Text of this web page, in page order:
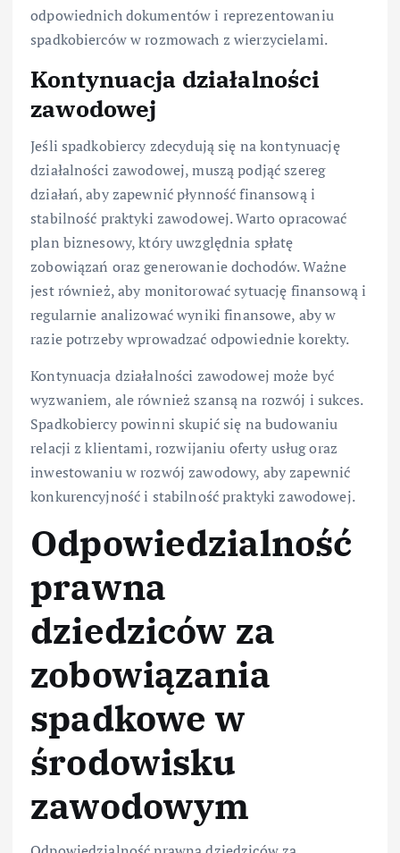
odpowiednich dokumentów i reprezentowaniu
spadkobierców w rozmowach z wierzycielami.
Kontynuacja działalności
zawodowej
Jeśli spadkobiercy zdecydują się na kontynuację
działalności zawodowej, muszą podjąć szereg
działań, aby zapewnić płynność finansową i
stabilność praktyki zawodowej. Warto opracować
plan biznesowy, który uwzględnia spłatę
zobowiązań oraz generowanie dochodów. Ważne
jest również, aby monitorować sytuację finansową i
regularnie analizować wyniki finansowe, aby w
razie potrzeby wprowadzać odpowiednie korekty.
Kontynuacja działalności zawodowej może być
wyzwaniem, ale również szansą na rozwój i sukces.
Spadkobiercy powinni skupić się na budowaniu
relacji z klientami, rozwijaniu oferty usług oraz
inwestowaniu w rozwój zawodowy, aby zapewnić
konkurencyjność i stabilność praktyki zawodowej.
Odpowiedzialność
prawna
dziedziców za
zobowiązania
spadkowe w
środowisku
zawodowym